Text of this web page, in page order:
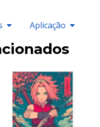
Aplicação